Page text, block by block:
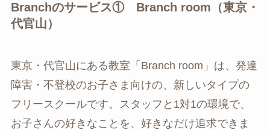
Branchのサービス① Branch room（東京・
代官山）
東京・代官山にある教室「Branch room」は、発達
障害・不登校のお子さま向けの、新しいタイプの
フリースクールです。スタッフと1対1の環境で、
お子さんの好きなことを、好きなだけ追求できま